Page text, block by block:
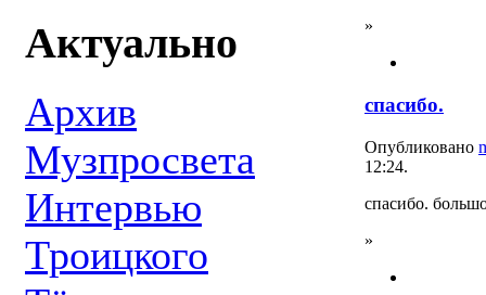
Актуально
Архив
Музпросвета
Интервью
Троицкого
»
спасибо.
Опубликовано
12:24.
спасибо.
»